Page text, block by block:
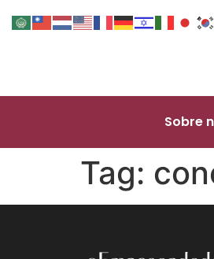
Sobre
Tag: